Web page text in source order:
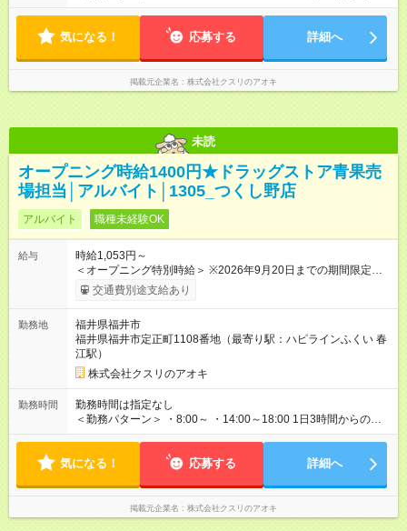
勤務OK！ 週3日以上勤務可能な方 ※1日の実働時間が法定労働時
気になる！ 応募する 詳細へ
掲載元企業名 株式会社クスリのアオキ
未読
オープニング時給1400円★ドラッグストア青果売
場担当│アルバイト│1305_つくし野店
アルバイト 職種未経験OK
給与
時給1,053円～
＜オープニング特別時給＞ ※2026年9月20日までの期間限定特
別時給 8:30～17:00 時給1400円 17:00～22:00 時給1500円
※2026年9月21日～通常時給適用 8:30～17:00 時給1053円
降 25％増し（営業店舗のみ） ※2026年9月21日～適用 ★下記
当社条件に対応できる方は時給――― 8:00～17:00＋147円
17:00～22:00＋247円 ★当社条件★ 近隣店舗へのヘルプが可能
な方 【試用期間】試用期間なし
交通費別途支給あり
勤務地
福井県福井市
福井県福井市定正町1108番地（最寄り駅：ハピラインふくい 春
江駅）
株式会社クスリのアオキ
勤務時間
勤務時間は指定なし
＜勤務パターン＞ ・8:00～ ・14:00～18:00 1日3時間からの勤
務OK！ 週2日以上勤務可能な方 ※1日の実働時間が法定労働時間
気になる！ 応募する 詳細へ
掲載元企業名 株式会社クスリのアオキ